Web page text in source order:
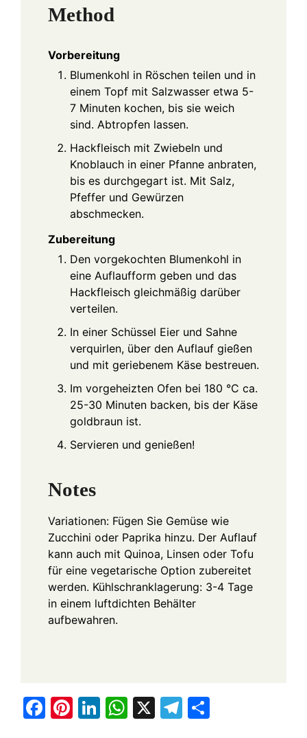
Method
Vorbereitung
Blumenkohl in Röschen teilen und in
einem Topf mit Salzwasser etwa 5-
7 Minuten kochen, bis sie weich
sind. Abtropfen lassen.
Hackfleisch mit Zwiebeln und
Knoblauch in einer Pfanne anbraten,
bis es durchgegart ist. Mit Salz,
Pfeffer und Gewürzen
abschmecken.
Zubereitung
Den vorgekochten Blumenkohl in
eine Auflaufform geben und das
Hackfleisch gleichmäßig darüber
verteilen.
In einer Schüssel Eier und Sahne
verquirlen, über den Auflauf gießen
und mit geriebenem Käse bestreuen.
Im vorgeheizten Ofen bei 180 °C ca.
25-30 Minuten backen, bis der Käse
goldbraun ist.
Servieren und genießen!
Notes
Variationen: Fügen Sie Gemüse wie
Zucchini oder Paprika hinzu. Der Auflauf
kann auch mit Quinoa, Linsen oder Tofu
für eine vegetarische Option zubereitet
werden. Kühlschranklagerung: 3-4 Tage
in einem luftdichten Behälter
aufbewahren.
F
Pi Li
W X
T